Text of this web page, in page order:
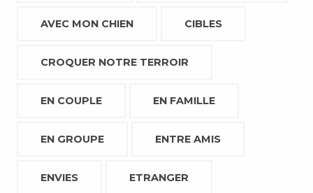
AVEC MON CHIEN CIBLES
CROQUER NOTRE TERROIR
EN COUPLE EN FAMILLE
EN GROUPE ENTRE AMIS
ENVIES ETRANGER